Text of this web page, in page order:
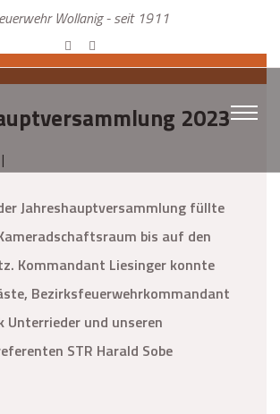
Wollanig - seit 1911
2023
Jahreshauptversammlung füllte
bis auf den
Kommandant Liesinger konnte
Bezirksfeuerwehrkommandant
Unterrieder und unseren
STR Harald Sobe